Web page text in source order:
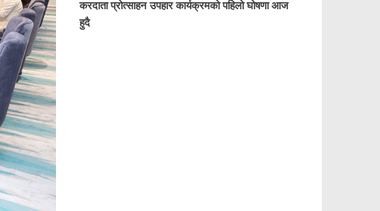
करदाता प्रोत्साहन उपहार कार्यक्रमको पहिलो घोषणा आज
हुदै